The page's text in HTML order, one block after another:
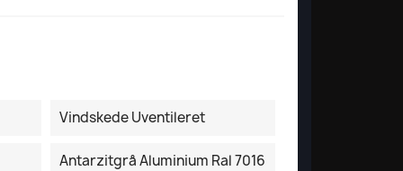
Vindskede Uventileret
Antarzitgrå Aluminium Ral 7016